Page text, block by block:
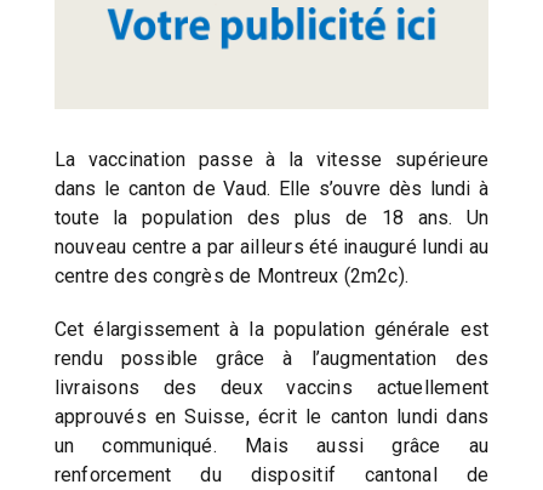
La vaccination passe à la vitesse supérieure
dans le canton de Vaud. Elle s’ouvre dès lundi à
toute la population des plus de 18 ans. Un
nouveau centre a par ailleurs été inauguré lundi au
centre des congrès de Montreux (2m2c).
Cet élargissement à la population générale est
rendu possible grâce à l’augmentation des
livraisons des deux vaccins actuellement
approuvés en Suisse, écrit le canton lundi dans
un communiqué. Mais aussi grâce au
renforcement du dispositif cantonal de